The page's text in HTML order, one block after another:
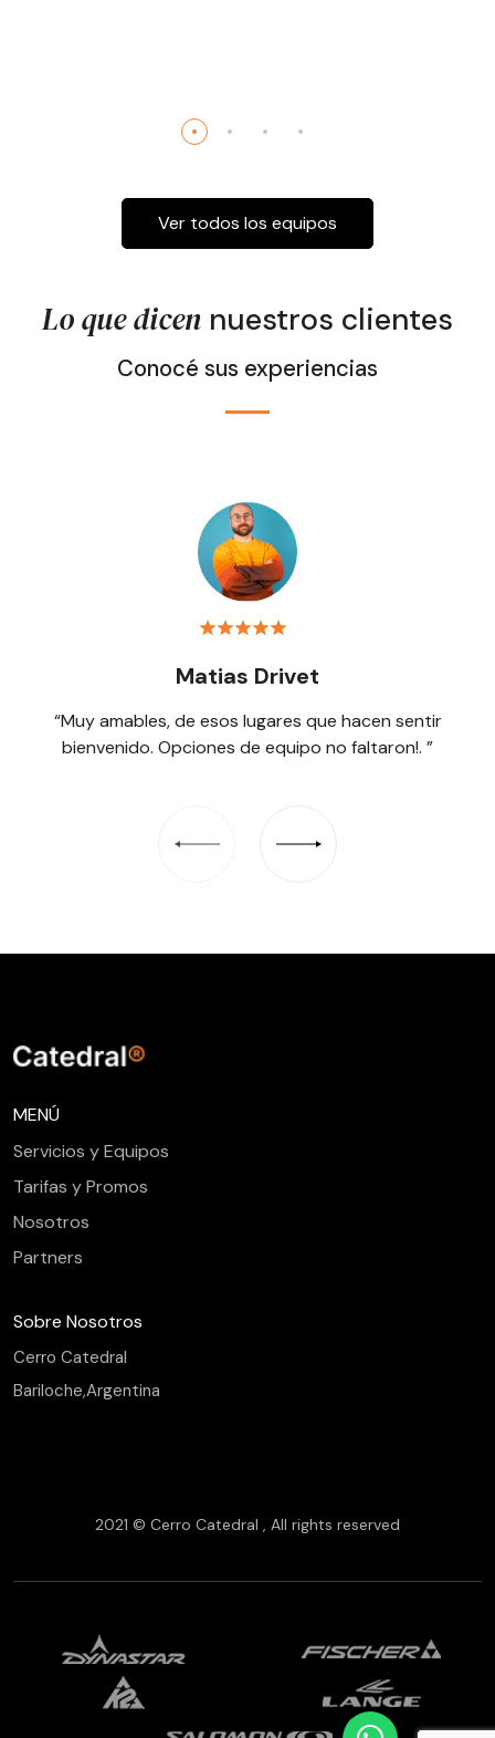
Ver todos los equipos
Lo que dicen nuestros clientes
Conocé sus experiencias
Matias Drivet
“Muy amables, de esos lugares que hacen sentir
bienvenido. Opciones de equipo no faltaron!. ”
MENÚ
Servicios y Equipos
Tarifas y Promos
Nosotros
Partners
Sobre Nosotros
Cerro Catedral
Bariloche,Argentina
2021 © Cerro Catedral , All rights reserved